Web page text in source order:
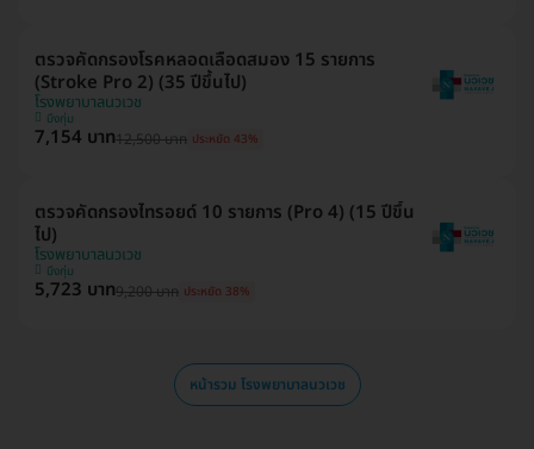
ตรวจคัดกรองโรคหลอดเลือดสมอง 15 รายการ
(Stroke Pro 2) (35 ปีขึ้นไป)
โรงพยาบาลนวเวช
บึงกุ่ม
7,154 บาท12,500 บาท ประหยัด 43%
ตรวจคัดกรองไทรอยด์ 10 รายการ (Pro 4) (15 ปีขึ้น
ไป)
โรงพยาบาลนวเวช
บึงกุ่ม
5,723 บาท9,200 บาท ประหยัด 38%
หน้ารวม โรงพยาบาลนวเวช